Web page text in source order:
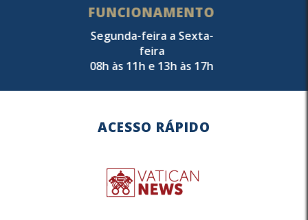
FUNCIONAMENTO
Segunda-feira a Sexta-
feira
08h às 11h e 13h às 17h
ACESSO RÁPIDO